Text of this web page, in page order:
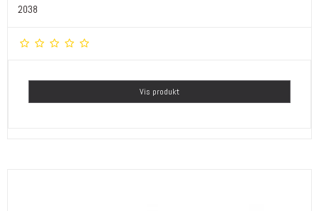
2038
Vis produkt